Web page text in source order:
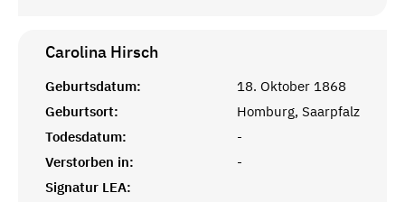
Carolina Hirsch
Geburtsdatum:
18. Oktober 1868
Geburtsort:
Homburg, Saarpfalz
Todesdatum:
-
Verstorben in:
-
Signatur LEA: